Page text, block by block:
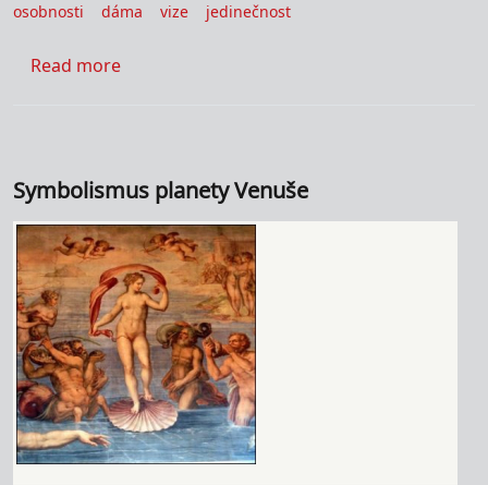
osobnosti dáma vize jedinečnost
Read moreabout Coco Chanel
Symbolismus planety Venuše